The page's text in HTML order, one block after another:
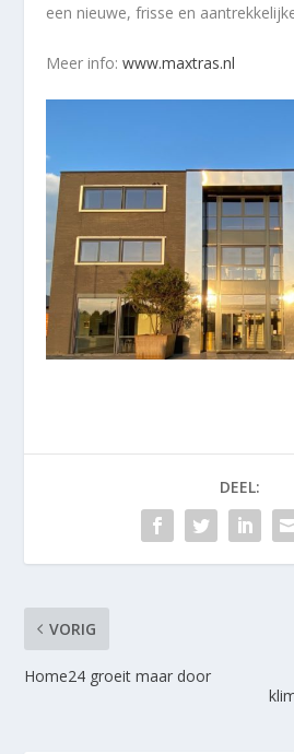
een nieuwe, frisse en
Meer info:www.maxtras.nl
DEEL:
VORIG
Home24 groeit maar door